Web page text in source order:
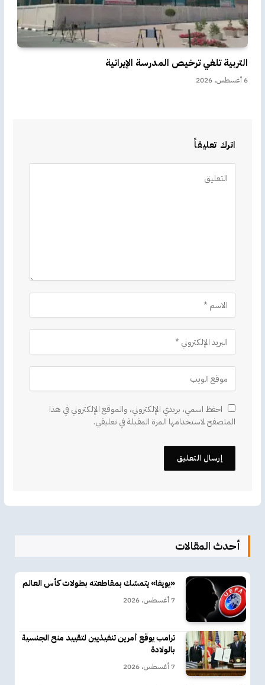
التربية تلغي ترخيص المدرسة الإيرانية
6 أغسطس، 2026
اترك تعليقاً
احفظ اسمي، بريدي الإلكتروني، والموقع الإلكتروني في هذا
المتصفح لاستخدامها المرة المقبلة في تعليقي.
أحدث المقالات
«يويفا» يتمسّك بمقاطعته بطولات كأس العالم
7 أغسطس، 2026
ترامب يوقع أمرين تنفيذيين لتقييد منح الجنسية
بالولادة
7 أغسطس، 2026